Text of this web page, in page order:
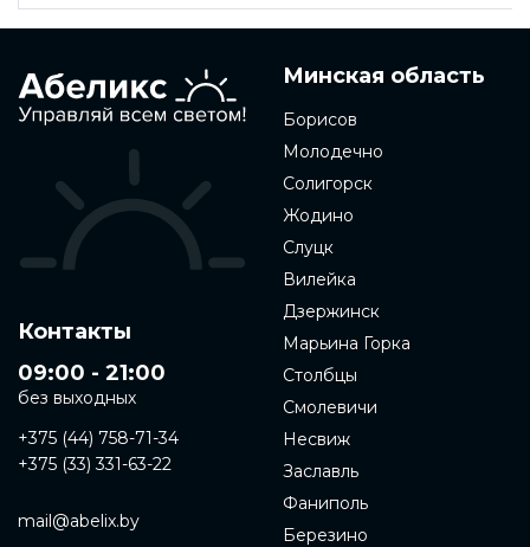
Контакты
09:00 - 21:00
без выходных
+375 (44) 758-71-34
+375 (33) 331-63-22
mail@abelix.by
Минская область
Борисов
Молодечно
Солигорск
Жодино
Слуцк
Вилейка
Дзержинск
Марьина Горка
Столбцы
Смолевичи
Несвиж
Заславль
Фаниполь
Березино